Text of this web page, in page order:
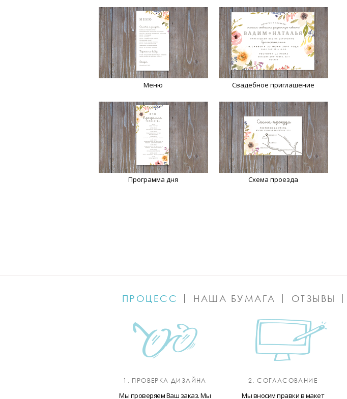
Меню Свадебное приглашение
Программа дня Схема проезда
ПРОЦЕСС НАША БУМАГА ОТЗЫВЫ
1. ПРОВЕРКА ДИЗАЙНА
Мы проверяем Ваш заказ. Мы
2. СОГЛАСОВАНИЕ
Мы вносим правки в макет